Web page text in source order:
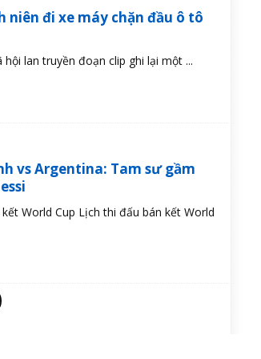
niên đi xe máy chặn đầu ô tô
lan truyền đoạn clip ghi lại một ...
vs Argentina: Tam sư gầm
World Cup Lịch thi đấu bán kết World